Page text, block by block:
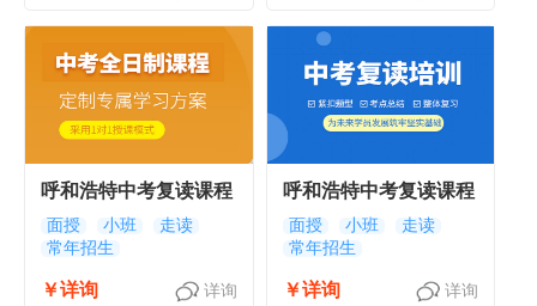
呼和浩特中考复读课程
面授 小班
走读
常年招生
￥详询 详询
呼和浩特中考复读课程
面授 小班
走读
常年招生
￥详询 详询